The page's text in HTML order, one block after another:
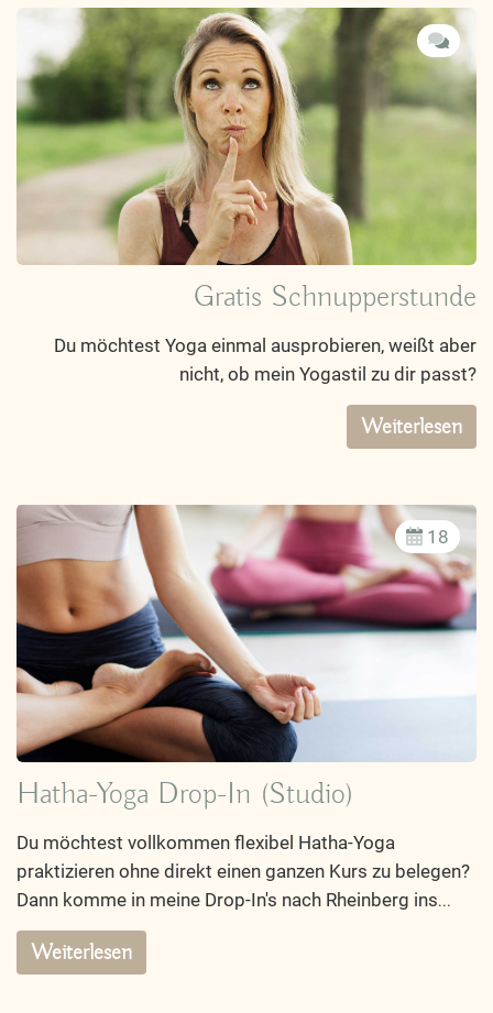
Gratis Schnupperstunde
Du möchtest Yoga einmal ausprobieren, weißt aber
nicht, ob mein Yogastil zu dir passt?
Weiterlesen
18
Hatha-Yoga Drop-In (Studio)
Du möchtest vollkommen flexibel Hatha-Yoga
praktizieren ohne direkt einen ganzen Kurs zu belegen?
Dann komme in meine Drop-In's nach Rheinberg ins...
Weiterlesen